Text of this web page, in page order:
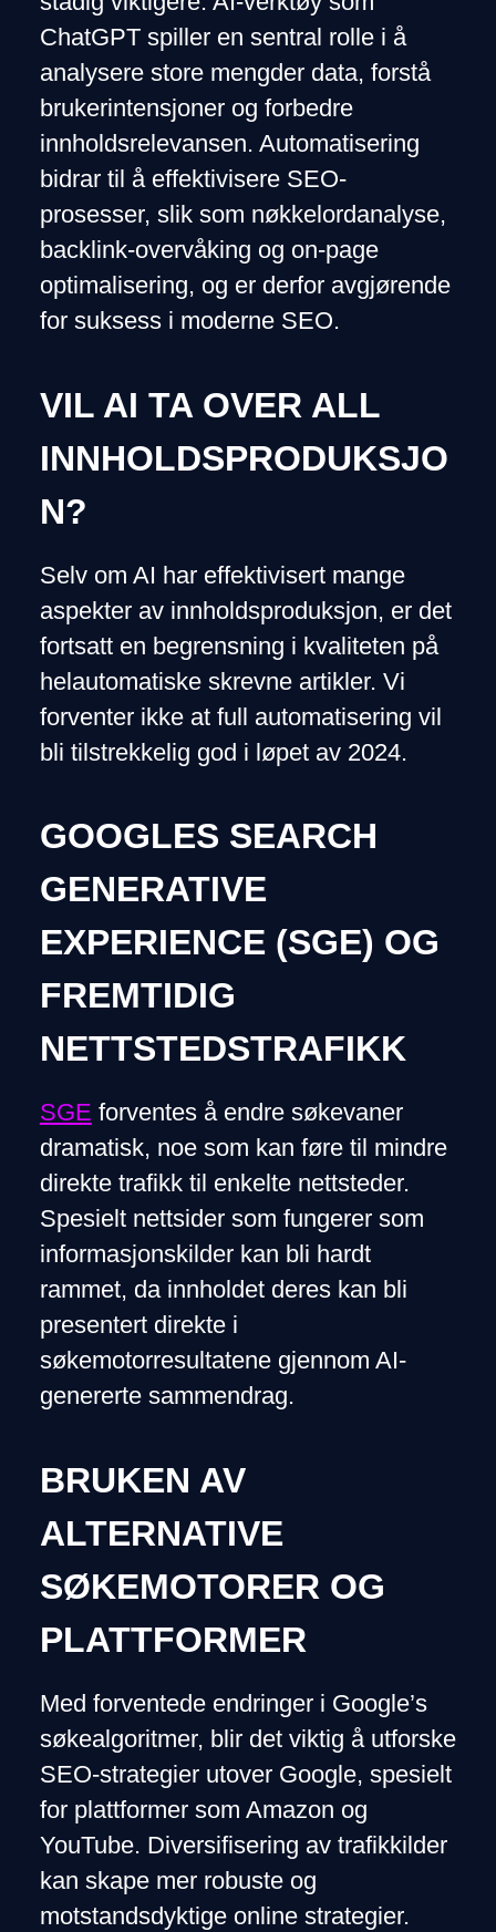
ChatGPT spiller en sentral rolle i å
analysere store mengder data, forstå
brukerintensjoner og forbedre
innholdsrelevansen. Automatisering
bidrar til å effektivisere SEO-
prosesser, slik som nøkkelordanalyse,
backlink-overvåking og on-page
optimalisering, og er derfor avgjørende
for suksess i moderne SEO.
VIL AI TA OVER ALL
INNHOLDSPRODUKSJO
N?
Selv om AI har effektivisert mange
aspekter av innholdsproduksjon, er det
fortsatt en begrensning i kvaliteten på
helautomatiske skrevne artikler. Vi
forventer ikke at full automatisering vil
bli tilstrekkelig god i løpet av 2024.
GOOGLES SEARCH
GENERATIVE
EXPERIENCE (SGE) OG
FREMTIDIG
NETTSTEDSTRAFIKK
SGE forventes å endre søkevaner
dramatisk, noe som kan føre til mindre
direkte trafikk til enkelte nettsteder.
Spesielt nettsider som fungerer som
informasjonskilder kan bli hardt
rammet, da innholdet deres kan bli
presentert direkte i
søkemotorresultatene gjennom AI-
genererte sammendrag.
BRUKEN AV
ALTERNATIVE
SØKEMOTORER OG
PLATTFORMER
Med forventede endringer i Google’s
søkealgoritmer, blir det viktig å utforske
SEO-strategier utover Google, spesielt
for plattformer som Amazon og
YouTube. Diversifisering av trafikkilder
kan skape mer robuste og
motstandsdyktige online strategier.